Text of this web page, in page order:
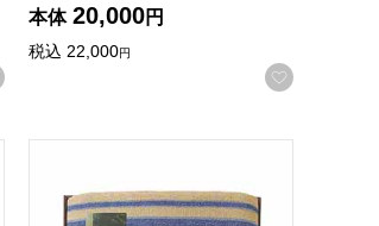
お気に入りに登録する
本体 20,000円
税込 22,000円
お気に入